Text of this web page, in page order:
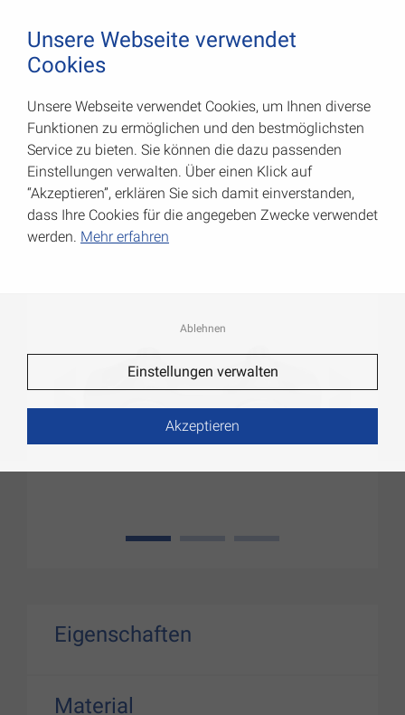
Duplexklemmen
Art.-Nr.: 007900753AV
1
Eigenschaften
Material
Unsere Webseite verwendet
Cookies
Unsere Webseite verwendet Cookies, um Ihnen diverse
Funktionen zu ermöglichen und den bestmöglichsten
Service zu bieten. Sie können die dazu passenden
Einstellungen verwalten. Über einen Klick auf
“Akzeptieren”, erklären Sie sich damit einverstanden,
dass Ihre Cookies für die angegeben Zwecke verwendet
werden. Mehr erfahren
Ablehnen
Einstellungen verwalten
Akzeptieren